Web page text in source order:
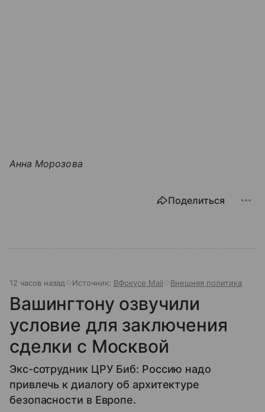
Анна Морозова
Поделиться
12 часов назад Источник: ВФокусе Mail Внешняя политика
Вашингтону озвучили
условие для заключения
сделки с Москвой
Экс-сотрудник ЦРУ Биб: Россию надо
привлечь к диалогу об архитектуре
безопасности в Европе.